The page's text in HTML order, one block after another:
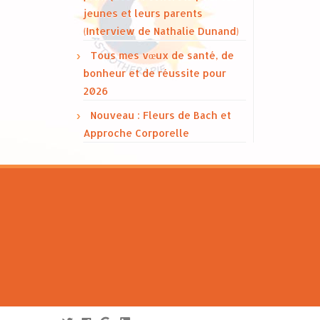
jeunes et leurs parents
(Interview de Nathalie Dunand)
Tous mes vœux de santé, de
bonheur et de réussite pour
2026
Nouveau : Fleurs de Bach et
Approche Corporelle